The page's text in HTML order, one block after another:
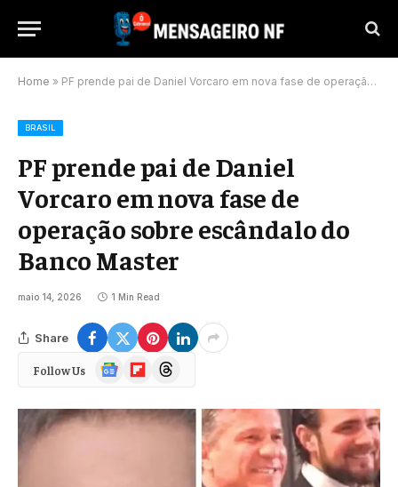
Home » PF prende pai de Daniel Vorcaro em nova fase de operação sobre escândalo do Banco Master
BRASIL
PF prende pai de Daniel
Vorcaro em nova fase de
operação sobre escândalo do
Banco Master
maio 14, 2026 1 Min Read
Share
Follow Us
Google
News
FlipboardThreads